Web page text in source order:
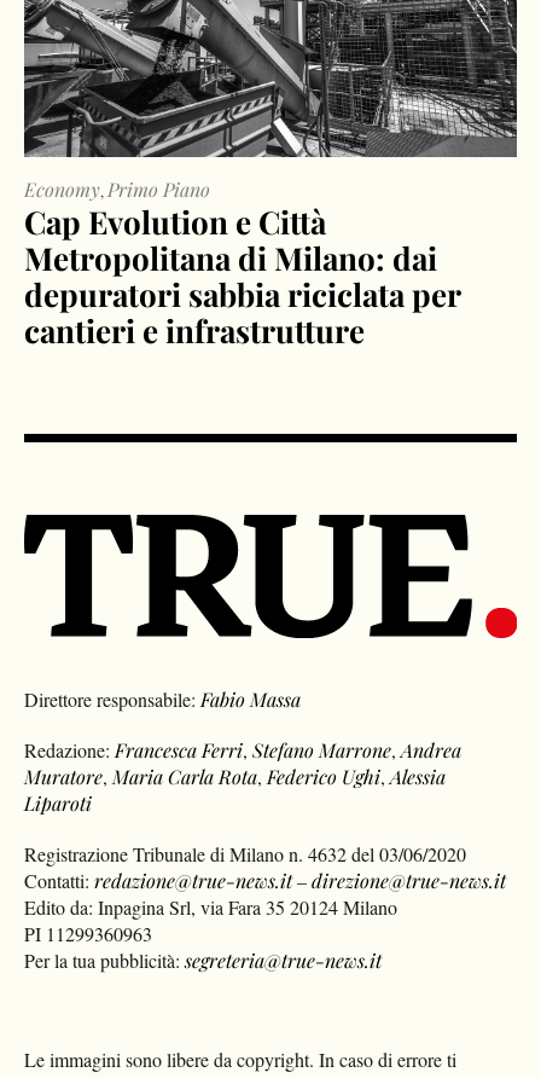
Cap Evolution e Città
Metropolitana di Milano: dai
depuratori sabbia riciclata per
cantieri e infrastrutture
Economy, Primo Piano
Direttore responsabile:Fabio Massa
Redazione:Francesca Ferri,Stefano Marrone,Andrea
Muratore,Maria Carla Rota,Federico Ughi,Alessia
Liparoti
Registrazione Tribunale di Milano n. 4632 del 03/06/2020
Contatti:redazione@true-news.it–direzione@true-news.it
Edito da: Inpagina Srl, via Fara 35 20124 Milano
PI 11299360963
Per la tua pubblicità:segreteria@true-news.it
Le immagini sono libere da copyright. In caso di errore ti